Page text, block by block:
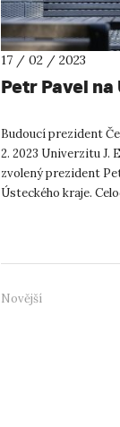
17 / 02 / 2023
Petr Pavel na
Budoucí prezident
2. 2023 Univerzitu J.
zvolený prezident
Ústeckého kraje.
Novější